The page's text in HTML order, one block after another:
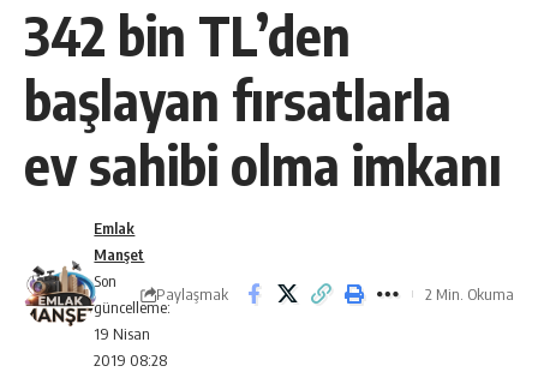
342 bin TL’den
başlayan fırsatlarla
ev sahibi olma imkanı
Son
güncelleme:
19 Nisan
2019 08:28
Emlak
Manşet
Paylaşmak 2 Min. Okuma